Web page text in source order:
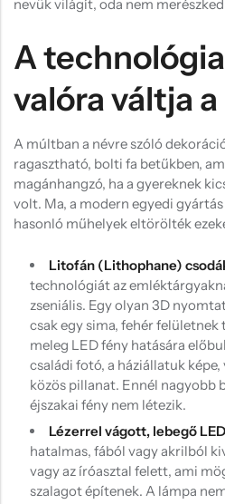
nevük világít, oda nem
A
valóra váltja
A múltban a névre szóló
ragasztható, bolti fa betűkben,
magánhangzó, ha a gyereknek
volt. Ma, a modern egyedi
hasonló műhelyek eltörölték
Litofán (Lithophane)
technológiát az
zseniális. Egy olyan 3D
csak egy sima, fehér felületnek
meleg LED fény hatására
családi fotó, a háziállatuk
közös pillanat. Ennél nagyobb
éjszakai fény nem létezik.
Lézerrel vágott, lebegő
hatalmas, fából vagy akrilból
vagy az íróasztal felett, ami
szalagot építenek. A lámpa